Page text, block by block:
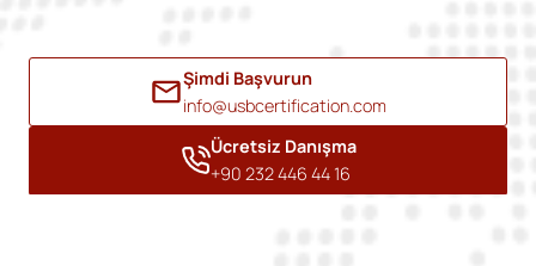
Şimdi Başvurun
info@usbcertification.com
Ücretsiz Danışma
+90 232 446 44 16